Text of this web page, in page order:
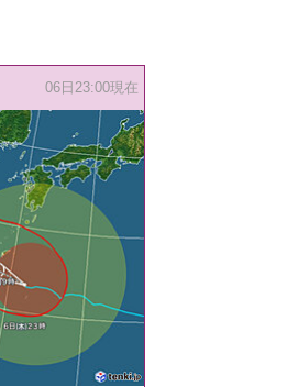
06日23:00現在